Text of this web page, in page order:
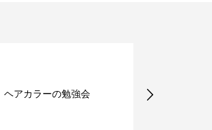
ヘアカラーの勉強会